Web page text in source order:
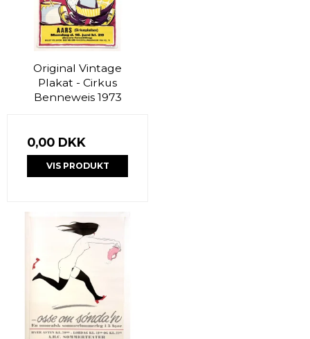
Original Vintage
Plakat - Cirkus
Benneweis 1973
0,00 DKK
VIS PRODUKT